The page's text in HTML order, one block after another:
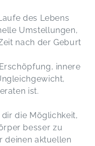
des Lebens
Umstellungen,
nach der Geburt
innere
ist.
die Möglichkeit,
besser zu
deinen aktuellen